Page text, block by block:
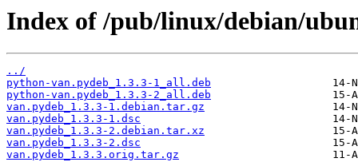
Index of /pub/linux/debian/
../
python-van.pydeb_1.3.3-1_all.deb
python-van.pydeb_1.3.3-2_all.deb
van.pydeb_1.3.3-1.debian.tar.gz
van.pydeb_1.3.3-1.dsc
van.pydeb_1.3.3-2.debian.tar.xz
van.pydeb_1.3.3-2.dsc
van.pydeb_1.3.3.orig.tar.gz